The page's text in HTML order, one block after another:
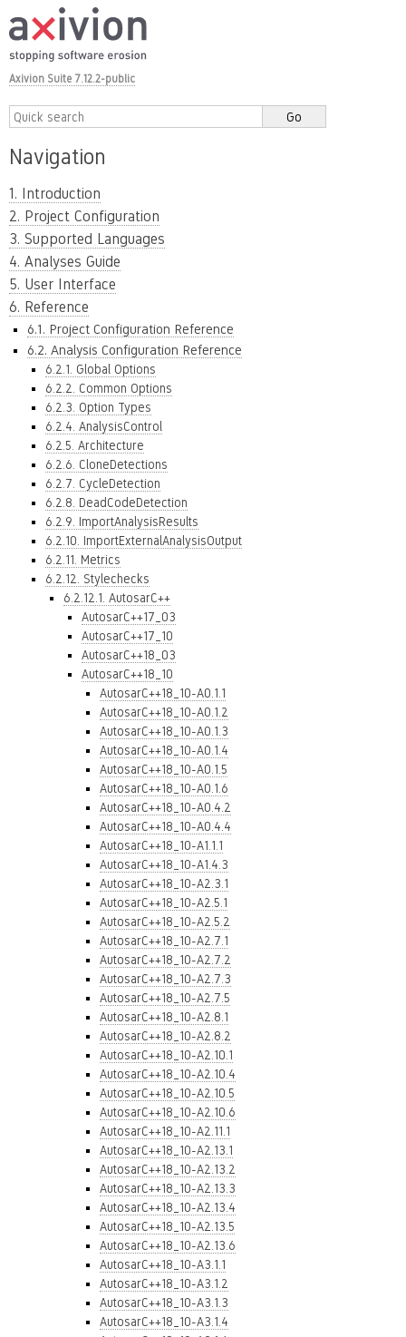
Axivion Suite 7.12.2-public
Navigation
1. Introduction
2. Project Configuration
3. Supported Languages
4. Analyses Guide
5. User Interface
6. Reference
6.1. Project Configuration Reference
6.2. Analysis Configuration Reference
6.2.1. Global Options
6.2.2. Common Options
6.2.3. Option Types
6.2.4. AnalysisControl
6.2.5. Architecture
6.2.6. CloneDetections
6.2.7. CycleDetection
6.2.8. DeadCodeDetection
6.2.9. ImportAnalysisResults
6.2.10. ImportExternalAnalysisOutput
6.2.11. Metrics
6.2.12. Stylechecks
6.2.12.1. AutosarC++
AutosarC++17_03
AutosarC++17_10
AutosarC++18_03
AutosarC++18_10
AutosarC++18_10-A0.1.1
AutosarC++18_10-A0.1.2
AutosarC++18_10-A0.1.3
AutosarC++18_10-A0.1.4
AutosarC++18_10-A0.1.5
AutosarC++18_10-A0.1.6
AutosarC++18_10-A0.4.2
AutosarC++18_10-A0.4.4
AutosarC++18_10-A1.1.1
AutosarC++18_10-A1.4.3
AutosarC++18_10-A2.3.1
AutosarC++18_10-A2.5.1
AutosarC++18_10-A2.5.2
AutosarC++18_10-A2.7.1
AutosarC++18_10-A2.7.2
AutosarC++18_10-A2.7.3
AutosarC++18_10-A2.7.5
AutosarC++18_10-A2.8.1
AutosarC++18_10-A2.8.2
AutosarC++18_10-A2.10.1
AutosarC++18_10-A2.10.4
AutosarC++18_10-A2.10.5
AutosarC++18_10-A2.10.6
AutosarC++18_10-A2.11.1
AutosarC++18_10-A2.13.1
AutosarC++18_10-A2.13.2
AutosarC++18_10-A2.13.3
AutosarC++18_10-A2.13.4
AutosarC++18_10-A2.13.5
AutosarC++18_10-A2.13.6
AutosarC++18_10-A3.1.1
AutosarC++18_10-A3.1.2
AutosarC++18_10-A3.1.3
AutosarC++18_10-A3.1.4